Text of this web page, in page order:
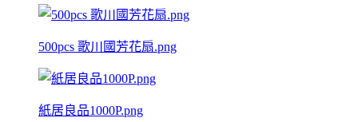
500pcs 歌川國芳花扇.png
紙居良品1000P.png